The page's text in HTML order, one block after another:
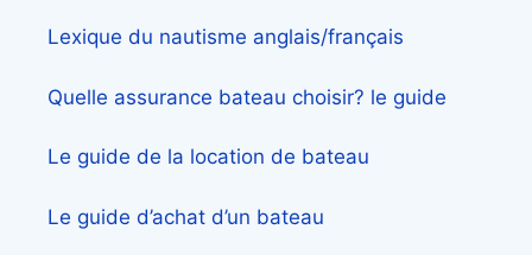
Lexique du nautisme anglais/français
Quelle assurance bateau choisir? le guide
Le guide de la location de bateau
Le guide d’achat d’un bateau